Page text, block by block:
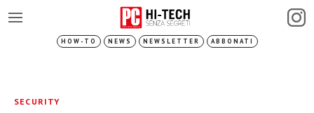
HOW-TO NEWS NEWSLETTER ABBONATI
SECURITY